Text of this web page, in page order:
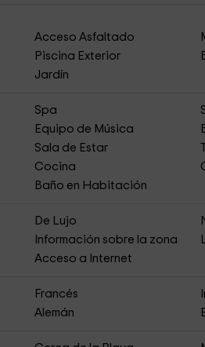
Acceso Asfaltado
Piscina Exterior
Jardín
Spa
Equipo de Música
Sala de Estar
Cocina
Baño en Habitación
De Lujo
Información sobre la zona
Acceso a Internet
Francés
Alemán